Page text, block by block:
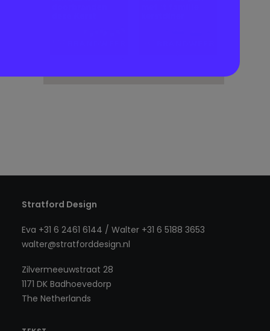
Stratford Design
Eva +31 6 2461 6144 / Walter +31 6 5188 3653
walter@stratforddesign.nl
Zilvermeeuwstraat 28
1171 DK Badhoevedorp
The Netherlands